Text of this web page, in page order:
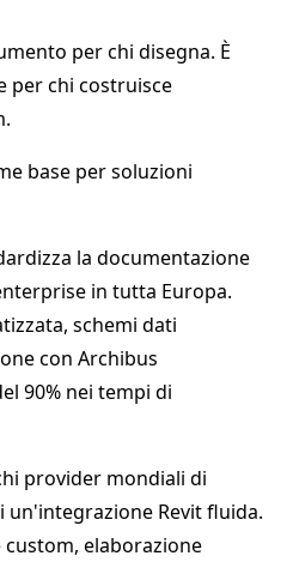
per chi disegna. È
per chi costruisce
base per soluzioni
la documentazione
in tutta Europa.
schemi dati
con Archibus
90% nei tempi di
provider mondiali di
un'integrazione Revit fluida.
elaborazione